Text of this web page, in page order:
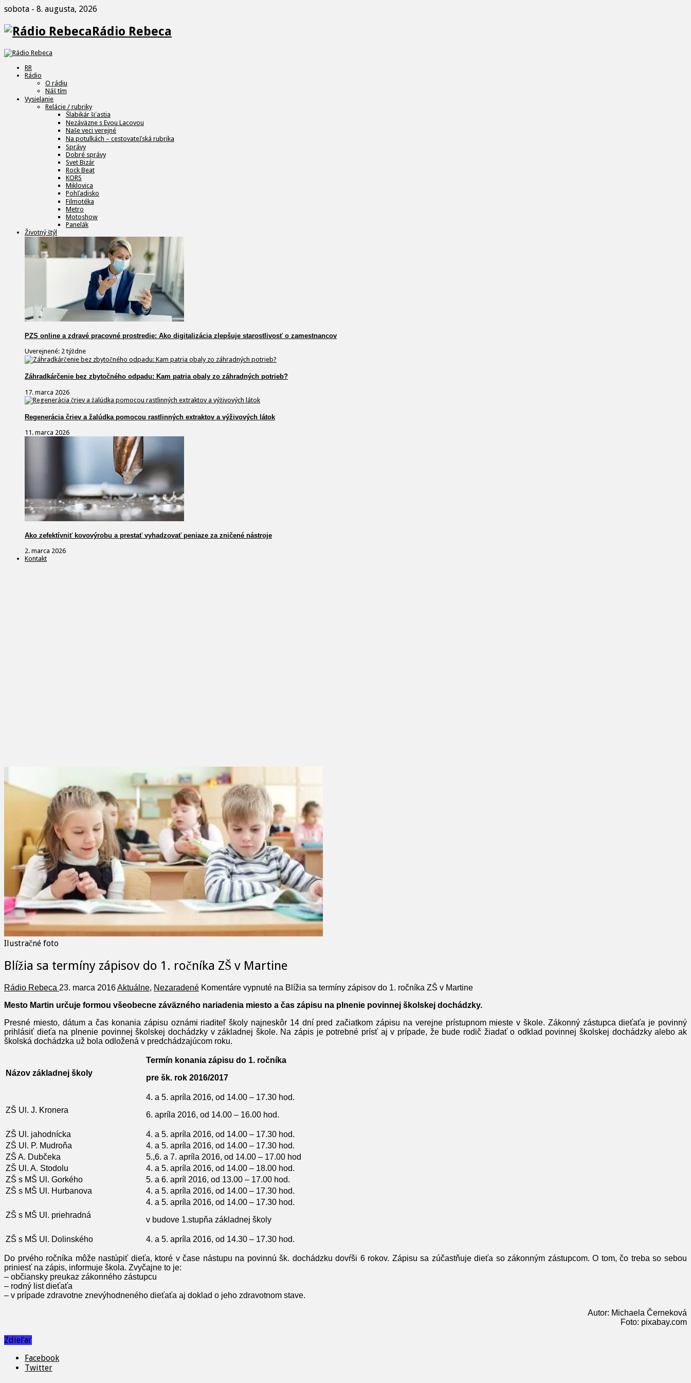
sobota - 8. augusta, 2026
Rádio Rebeca
RR
Rádio
O rádiu
Náš tím
Vysielanie
Relácie / rubriky
Šlabikár šťastia
Nezáväzne s Evou Lacovou
Naše veci verejné
Na potulkách – cestovateľská rubrika
Správy
Dobré správy
Svet Bizár
Rock Beat
KORS
Miklovica
Pohľadisko
Filmotéka
Metro
Motoshow
Panelák
Životný štýl
PZS online a zdravé pracovné prostredie: Ako digitalizácia zlepšuje starostlivosť o zamestnancov
Uverejnené: 2 týždne
Záhradkárčenie bez zbytočného odpadu: Kam patria obaly zo záhradných potrieb?
17. marca 2026
Regenerácia čriev a žalúdka pomocou rastlinných extraktov a výživových látok
11. marca 2026
Ako zefektívniť kovovýrobu a prestať vyhadzovať peniaze za zničené nástroje
2. marca 2026
Kontakt
Ilustračné foto
Blížia sa termíny zápisov do 1. ročníka ZŠ v Martine
Rádio Rebeca 23. marca 2016Aktuálne, Nezaradené Komentáre vypnuté na Blížia sa termíny zápisov do 1. ročníka ZŠ v Martine
Mesto Martin určuje formou všeobecne záväzného nariadenia miesto a čas zápisu na plnenie povinnej školskej dochádzky.
Presné miesto, dátum a čas konania zápisu oznámi riaditeľ školy najneskôr 14 dní pred začiatkom zápisu na verejne prístupnom mieste v škole. Zákonný zástupca dieťaťa je povinný
prihlásiť dieťa na plnenie povinnej školskej dochádzky v základnej škole. Na zápis je potrebné prísť aj v prípade, že bude rodič žiadať o odklad povinnej školskej dochádzky alebo ak
školská dochádzka už bola odložená v predchádzajúcom roku.
Názov základnej školy
Termín konania zápisu do 1. ročníka
pre šk. rok 2016/2017
ZŠ Ul. J. Kronera
4. a 5. apríla 2016, od 14.00 – 17.30 hod.
6. apríla 2016, od 14.00 – 16.00 hod.
ZŠ Ul. jahodnícka
4. a 5. apríla 2016, od 14.00 – 17.30 hod.
ZŠ Ul. P. Mudroňa
4. a 5. apríla 2016, od 14.00 – 17.30 hod.
ZŠ A. Dubčeka
5.,6. a 7. apríla 2016, od 14.00 – 17.00 hod
ZŠ Ul. A. Stodolu
4. a 5. apríla 2016, od 14.00 – 18.00 hod.
ZŠ s MŠ Ul. Gorkého
5. a 6. apríl 2016, od 13.00 – 17.00 hod.
ZŠ s MŠ Ul. Hurbanova
4. a 5. apríla 2016, od 14.00 – 17.30 hod.
ZŠ s MŠ Ul. priehradná
4. a 5. apríla 2016, od 14.00 – 17.30 hod.
v budove 1.stupňa základnej školy
ZŠ s MŠ Ul. Dolinského 4. a 5. apríla 2016, od 14.30 – 17.30 hod.
Do prvého ročníka môže nastúpiť dieťa, ktoré v čase nástupu na povinnú šk. dochádzku dovŕši 6 rokov. Zápisu sa zúčastňuje dieťa so zákonným zástupcom. O tom, čo treba so sebou
priniesť na zápis, informuje škola. Zvyčajne to je:
– občiansky preukaz zákonného zástupcu
– rodný list dieťaťa
– v prípade zdravotne znevýhodneného dieťaťa aj doklad o jeho zdravotnom stave.
Autor: Michaela Černeková
Foto: pixabay.com
Zdieľať
Facebook
Twitter